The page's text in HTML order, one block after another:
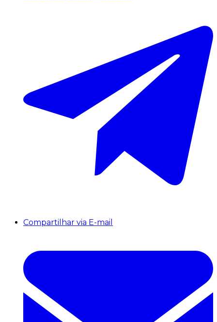
Compartilhar via E-mail